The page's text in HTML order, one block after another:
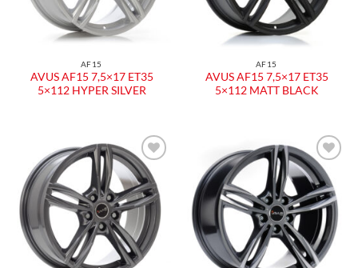
AF15
AVUS AF15 7,5×17 ET35
5×112 HYPER SILVER
AF15
AVUS AF15 7,5×17 ET35
5×112 MATT BLACK